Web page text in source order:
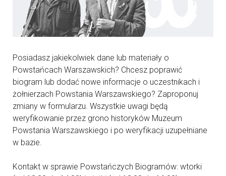
Posiadasz jakiekolwiek dane lub materiały o
Powstańcach Warszawskich? Chcesz poprawić
biogram lub dodać nowe informacje o uczestnikach i
żołnierzach Powstania Warszawskiego? Zaproponuj
zmiany w formularzu. Wszystkie uwagi będą
weryfikowanie przez grono historyków Muzeum
Powstania Warszawskiego i po weryfikacji uzupełniane
w bazie.
Kontakt w sprawie Powstańczych Biogramów: wtorki